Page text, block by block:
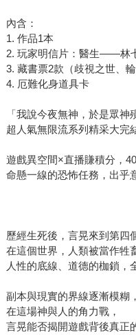
內含：
1. 作品1本
2. 玩家明信片：醫生——林
3. 藏書票2款（歧視之世、輪
4. 厄難化身道具卡
「我說今夜無神，於是眾神
超人氣無限流系列精采大完
遊戲異空間×直播賺積分，
命懸一線的恐怖任務，出乎
歷經生死後，言晃來到第四
在這個世界，人類被當作牲
人性的底線、道德的枷鎖，
副本與現實的界線逐漸模糊，
在這場神與人的角力戰，
言晃能否揭開遊戲背後真正